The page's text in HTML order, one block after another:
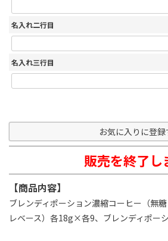
名入れ二行目
名入れ三行目
お気に入りに登録
販売を終了し
【商品内容】
ブレンディポーション濃縮コーヒー（無
レベース）各18g×各9、ブレンディポー